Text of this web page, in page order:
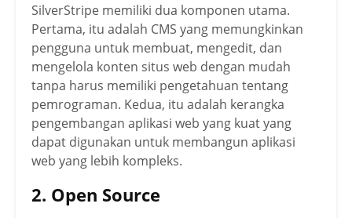
SilverStripe memiliki dua komponen utama.
Pertama, itu adalah CMS yang memungkinkan
pengguna untuk membuat, mengedit, dan
mengelola konten situs web dengan mudah
tanpa harus memiliki pengetahuan tentang
pemrograman. Kedua, itu adalah kerangka
pengembangan aplikasi web yang kuat yang
dapat digunakan untuk membangun aplikasi
web yang lebih kompleks.
2. Open Source